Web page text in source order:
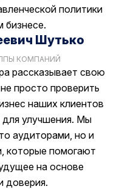
политики
бизнесе.
Шутько
КОМПАНИЙ
рассказывает свою
просто проверить
наших клиентов
улучшения. Мы
аудиторами, но и
которые помогают
на основе
доверия.